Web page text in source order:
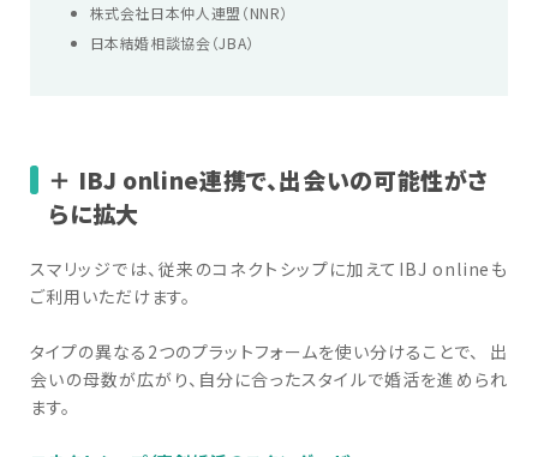
株式会社日本仲人連盟（NNR）
日本結婚相談協会（JBA）
＋ IBJ online連携で、出会いの可能性がさ
らに拡大
スマリッジでは、従来のコネクトシップに加えてIBJ onlineも
ご利用いただけます。
タイプの異なる2つのプラットフォームを使い分けることで、 出
会いの母数が広がり、自分に合ったスタイルで婚活を進められ
ます。